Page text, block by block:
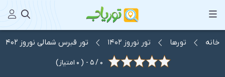
خانه تورها تور نوروز 1402 تور قبرس شمالی نوروز 1402
0
/
5
- (
0 امتیاز)